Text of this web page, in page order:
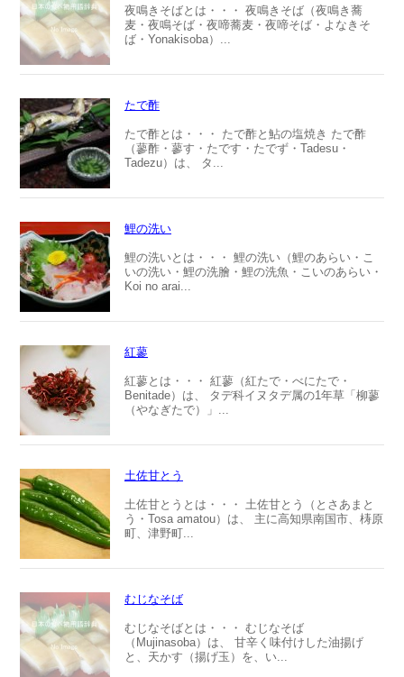
夜鳴きそばとは・・・ 夜鳴きそば（夜鳴き蕎
麦・夜鳴そば・夜啼蕎麦・夜啼そば・よなきそ
ば・Yonakisoba）...
たで酢
たで酢とは・・・ たで酢と鮎の塩焼き たで酢
（蓼酢・蓼す・たです・たでず・Tadesu・
Tadezu）は、 タ...
鯉の洗い
鯉の洗いとは・・・ 鯉の洗い（鯉のあらい・こ
いの洗い・鯉の洗膾・鯉の洗魚・こいのあらい・
Koi no arai...
紅蓼
紅蓼とは・・・ 紅蓼（紅たで・べにたで・
Benitade）は、 タデ科イヌタデ属の1年草「柳蓼
（やなぎたで）」...
土佐甘とう
土佐甘とうとは・・・ 土佐甘とう（とさあまと
う・Tosa amatou）は、 主に高知県南国市、梼原
町、津野町...
むじなそば
むじなそばとは・・・ むじなそば
（Mujinasoba）は、 甘辛く味付けした油揚げ
と、天かす（揚げ玉）を、い...